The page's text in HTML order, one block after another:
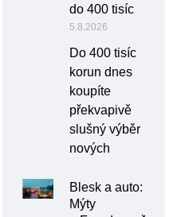
do 400 tisíc
5.8.2026
Do 400 tisíc
korun dnes
koupíte
překvapivě
slušný výběr
nových
Blesk a auto:
Mýty